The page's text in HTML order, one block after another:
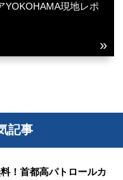
YOKOHAMA現地レポ
記事
！首都高パトロールカ